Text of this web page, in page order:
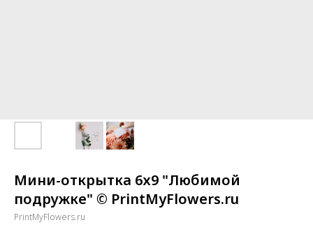
Мини-открытка 6х9 "Любимой
подружке" © PrintMyFlowers.ru
PrintMyFlowers.ru